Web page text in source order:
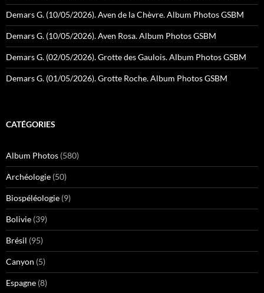
Demars G. (10/05/2026). Aven de la Chèvre. Album Photos GSBM
Demars G. (10/05/2026). Aven Rosa. Album Photos GSBM
Demars G. (02/05/2026). Grotte des Gaulois. Album Photos GSBM
Demars G. (01/05/2026). Grotte Roche. Album Photos GSBM
CATÉGORIES
Album Photos (580)
Archéologie (50)
Biospéléologie (9)
Bolivie (39)
Brésil (95)
Canyon (5)
Espagne (8)